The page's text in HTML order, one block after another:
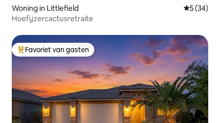
Woning in Littlefield
5 (34)
Hoefijzercactusretraite
Topfavoriet van gasten
Favoriet van gasten